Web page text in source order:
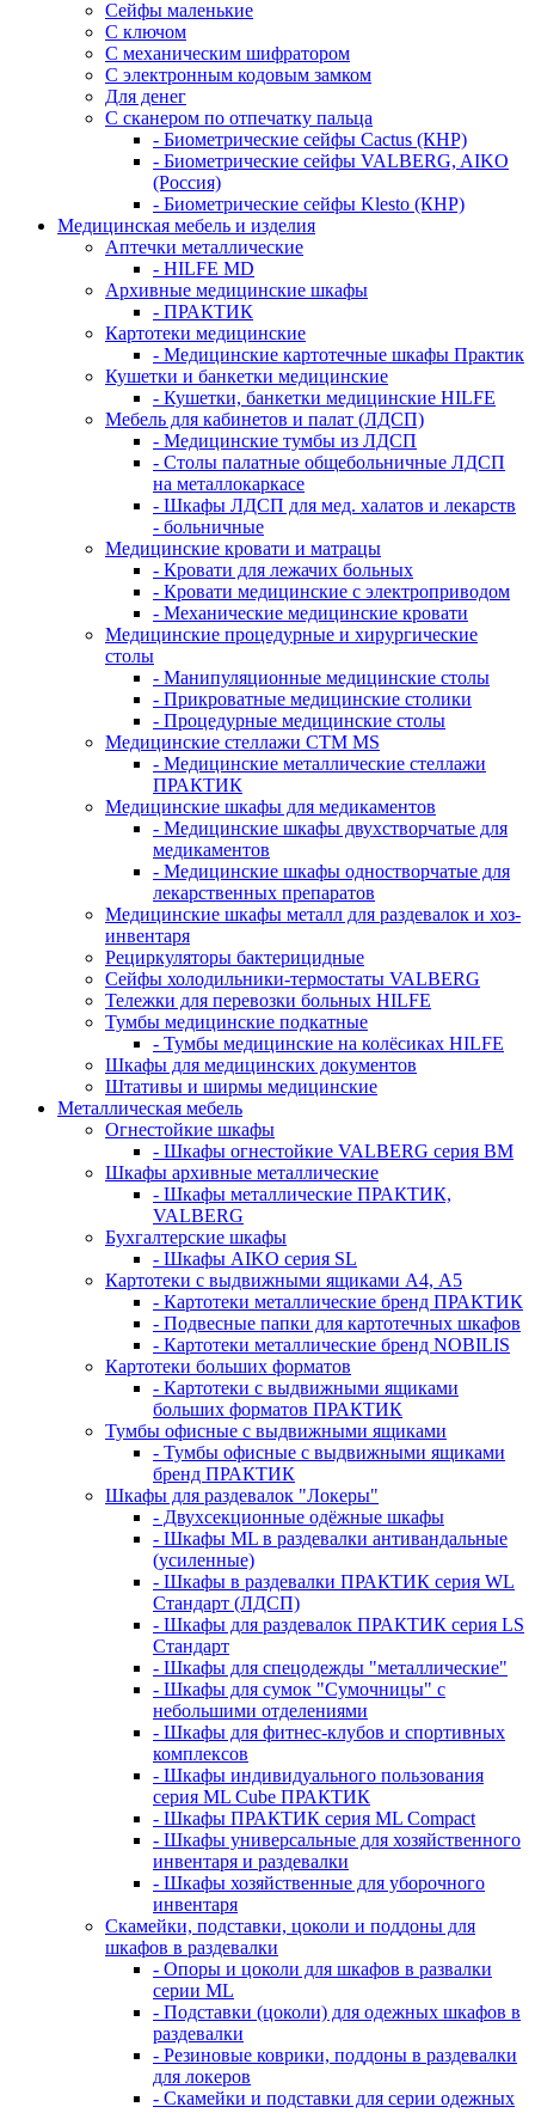
Сейфы маленькие
С ключом
С механическим шифратором
С электронным кодовым замком
Для денег
С сканером по отпечатку пальца
- Биометрические сейфы Cactus (КНР)
- Биометрические сейфы VALBERG, AIKO
(Россия)
- Биометрические сейфы Klesto (КНР)
Медицинская мебель и изделия
Аптечки металлические
- HILFE MD
Архивные медицинские шкафы
- ПРАКТИК
Картотеки медицинские
- Медицинские картотечные шкафы Практик
Кушетки и банкетки медицинские
- Кушетки, банкетки медицинские HILFE
Мебель для кабинетов и палат (ЛДСП)
- Медицинские тумбы из ЛДСП
- Столы палатные общебольничные ЛДСП
на металлокаркасе
- Шкафы ЛДСП для мед. халатов и лекарств
- больничные
Медицинские кровати и матрацы
- Кровати для лежачих больных
- Кровати медицинские с электроприводом
- Механические медицинские кровати
Медицинские процедурные и хирургические
столы
- Манипуляционные медицинские столы
- Прикроватные медицинские столики
- Процедурные медицинские столы
Медицинские стеллажи CTM MS
- Медицинские металлические стеллажи
ПРАКТИК
Медицинские шкафы для медикаментов
- Медицинские шкафы двухстворчатые для
медикаментов
- Медицинские шкафы одностворчатые для
лекарственных препаратов
Медицинские шкафы металл для раздевалок и хоз-
инвентаря
Рециркуляторы бактерицидные
Сейфы холодильники-термостаты VALBERG
Тележки для перевозки больных HILFE
Тумбы медицинские подкатные
- Тумбы медицинские на колёсиках HILFE
Шкафы для медицинских документов
Штативы и ширмы медицинские
Металлическая мебель
Огнестойкие шкафы
- Шкафы огнестойкие VALBERG серия BM
Шкафы архивные металлические
- Шкафы металлические ПРАКТИК,
VALBERG
Бухгалтерские шкафы
- Шкафы AIKO серия SL
Картотеки с выдвижными ящиками А4, А5
- Картотеки металлические бренд ПРАКТИК
- Подвесные папки для картотечных шкафов
- Картотеки металлические бренд NOBILIS
Картотеки больших форматов
- Картотеки с выдвижными ящиками
больших форматов ПРАКТИК
Тумбы офисные с выдвижными ящиками
- Тумбы офисные с выдвижными ящиками
бренд ПРАКТИК
Шкафы для раздевалок "Локеры"
- Двухсекционные одёжные шкафы
- Шкафы ML в раздевалки антивандальные
(усиленные)
- Шкафы в раздевалки ПРАКТИК серия WL
Стандарт (ЛДСП)
- Шкафы для раздевалок ПРАКТИК серия LS
Стандарт
- Шкафы для спецодежды "металлические"
- Шкафы для сумок "Сумочницы" с
небольшими отделениями
- Шкафы для фитнес-клубов и спортивных
комплексов
- Шкафы индивидуального пользования
серия ML Cube ПРАКТИК
- Шкафы ПРАКТИК серия ML Compact
- Шкафы универсальные для хозяйственного
инвентаря и раздевалки
- Шкафы хозяйственные для уборочного
инвентаря
Скамейки, подставки, цоколи и поддоны для
шкафов в раздевалки
- Опоры и цоколи для шкафов в развалки
серии ML
- Подставки (цоколи) для одежных шкафов в
раздевалки
- Резиновые коврики, поддоны в раздевалки
для локеров
- Скамейки и подставки для серии одежных